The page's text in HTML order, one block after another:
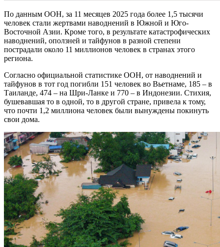
По данным ООН, за 11 месяцев 2025 года более 1,5 тысячи
человек стали жертвами наводнений в Южной и Юго-
Восточной Азии. Кроме того, в результате катастрофических
наводнений, оползней и тайфунов в разной степени
пострадали около 11 миллионов человек в странах этого
региона.
Согласно официальной статистике ООН, от наводнений и
тайфунов в тот год погибли 151 человек во Вьетнаме, 185 – в
Таиланде, 474 – на Шри-Ланке и 770 – в Индонезии. Стихия,
бушевавшая то в одной, то в другой стране, привела к тому,
что почти 1,2 миллиона человек были вынуждены покинуть
свои дома.